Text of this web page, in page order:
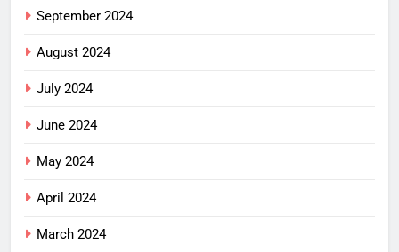
September 2024
August 2024
July 2024
June 2024
May 2024
April 2024
March 2024